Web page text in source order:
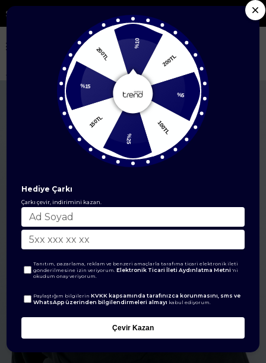
Yeni Sezon Ürünlerde %50'ye Varan İndirim
EŞARP İpek Eşarp Twill İpek Eşarp Armine Saf İpek Twill
%10
200TL
%5
100TL
%25
150TL
%15
200TL
Hediye Çarkı
Çarkı çevir, indirimini kazan.
Tanıtım, pazarlama, reklam ve benzeri amaçlarla tarafıma ticari elektronik ileti
gönderilmesine izin veriyorum.Elektronik Ticari İleti Aydınlatma Metni 'ni
okudum onay veriyorum.
Paylaştığım bilgilerinKVKK kapsamında tarafınızca korunmasını, sms ve
WhatsApp üzerinden bilgilendirmeleri almayı kabul ediyorum.
Çevir Kazan